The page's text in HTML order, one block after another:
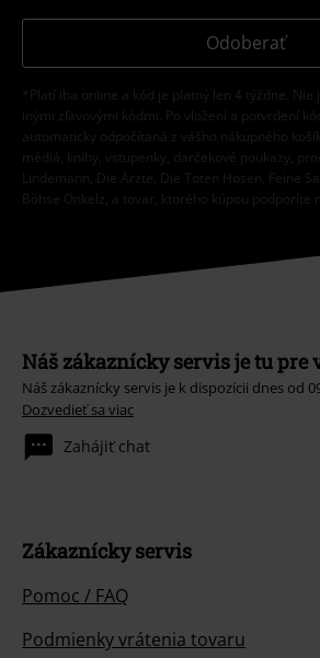
Odoberať
*Platí iba online a kód je platný len 4 týždne. Nie
inými zľavovými kódmi. Po vložení a potvrdení
automaticky odpočítaná z vášho nákupného
médiá, knihy, vstupenky, darčekové poukazy,
Lindemann, Die Ärzte, Die Toten Hosen, Feine
Böhse Onkelz, a tovar, ktorého kúpou podporíte
Náš zákaznícky servis je tu pre
Náš zákaznícky servis je k dispozícii dnes od
Dozvedieť sa viac
Zahájiť chat
Zákaznícky servis
Pomoc / FAQ
Podmienky vrátenia tovaru